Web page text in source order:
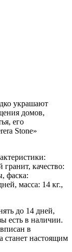
украшают
домов,
его
Stone»
качество:
фаска:
масса: 14 кг.,
до 14 дней,
есть в наличии.
в
станет настоящим